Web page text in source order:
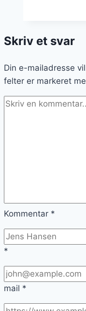
Skriv et svar
Din e-mailadresse
felter er markeret
Kommentar *
*
mail *